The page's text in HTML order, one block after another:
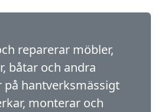
reparerar möbler,
båtar och andra
hantverksmässigt
monterar och